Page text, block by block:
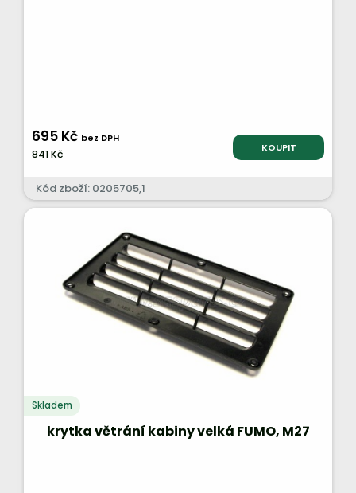
695 Kč bez DPH
841 Kč KOUPIT
Kód zboží: 0205705,1
Skladem
krytka větrání kabiny velká FUMO, M27